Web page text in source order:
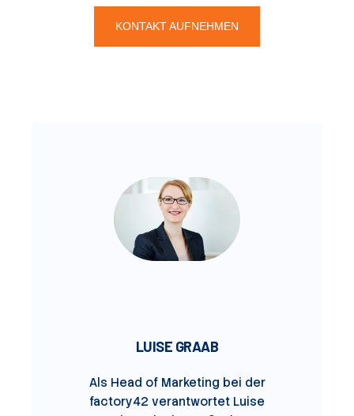
KONTAKT AUFNEHMEN
LUISE GRAAB
Als Head of Marketing bei der
factory42 verantwortet Luise